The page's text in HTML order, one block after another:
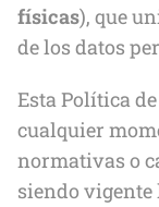
físicas), que
de los datos
Esta Política
cualquier
normativas o
siendo vigente